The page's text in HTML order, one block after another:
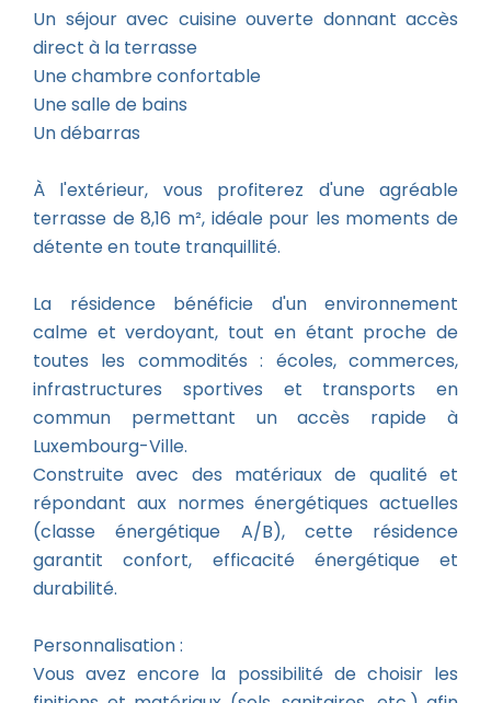
Un séjour avec cuisine ouverte donnant accès
direct à la terrasse
Une chambre confortable
Une salle de bains
Un débarras
À l'extérieur, vous profiterez d'une agréable
terrasse de 8,16 m², idéale pour les moments de
détente en toute tranquillité.
La résidence bénéficie d'un environnement
calme et verdoyant, tout en étant proche de
toutes les commodités : écoles, commerces,
infrastructures sportives et transports en
commun permettant un accès rapide à
Luxembourg-Ville.
Construite avec des matériaux de qualité et
répondant aux normes énergétiques actuelles
(classe énergétique A/B), cette résidence
garantit confort, efficacité énergétique et
durabilité.
Personnalisation :
Vous avez encore la possibilité de choisir les